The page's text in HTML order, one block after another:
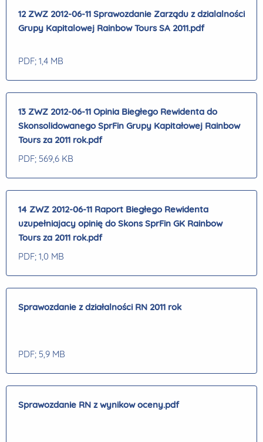
12 ZWZ 2012-06-11 Sprawozdanie Zarządu z dzialalności
Grupy Kapitalowej Rainbow Tours SA 2011.pdf
PDF; 1,4 MB
13 ZWZ 2012-06-11 Opinia Biegłego Rewidenta do
Skonsolidowanego SprFin Grupy Kapitałowej Rainbow
Tours za 2011 rok.pdf
PDF; 569,6 KB
14 ZWZ 2012-06-11 Raport Biegłego Rewidenta
uzupełniajacy opinię do Skons SprFin GK Rainbow
Tours za 2011 rok.pdf
PDF; 1,0 MB
Sprawozdanie z działalności RN 2011 rok
PDF; 5,9 MB
Sprawozdanie RN z wynikow oceny.pdf